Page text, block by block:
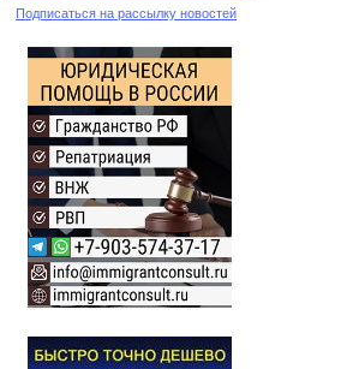
Подписаться на рассылку новостей